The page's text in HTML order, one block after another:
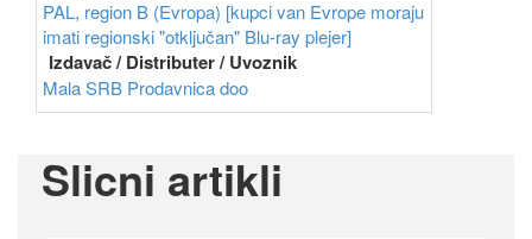
PAL, region B (Evropa) [kupci van Evrope moraju
imati regionski "otključan" Blu-ray plejer]
Izdavač / Distributer / Uvoznik
Mala SRB Prodavnica doo
Slicni artikli